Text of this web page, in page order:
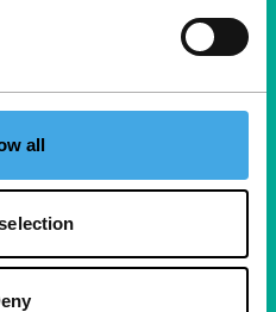
all
en verbonden
film, nieuwe